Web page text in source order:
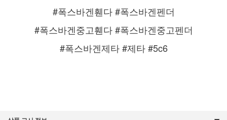
#폭스바겐휀다 #폭스바겐펜더
#폭스바겐중고휀다 #폭스바겐중고펜더
#폭스바겐제타 #제타 #5c6